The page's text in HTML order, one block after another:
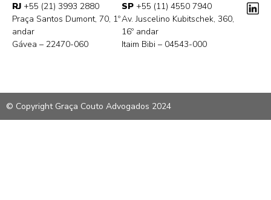
RJ +55 (21) 3993 2880
Praça Santos Dumont, 70, 1º
andar
Gávea – 22470-060
SP +55 (11) 4550 7940
Av. Juscelino Kubitschek, 360,
16º andar
Itaim Bibi – 04543-000
© Copyright Graça Couto Advogados 2024